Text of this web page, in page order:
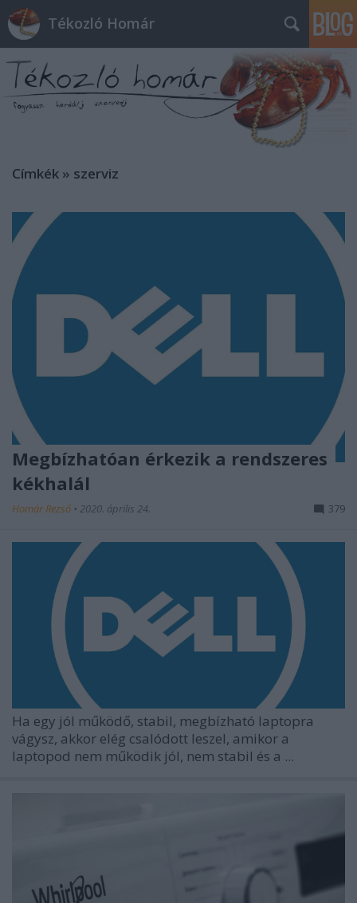
Tékozló Homár
Címkék » szerviz
Megbízhatóan érkezik a rendszeres
kékhalál
Homár Rezső • 2020. április 24. 379
Ha egy jól működő, stabil, megbízható laptopra
vágysz, akkor elég csalódott leszel, amikor a
laptopod nem működik jól, nem stabil és a ...